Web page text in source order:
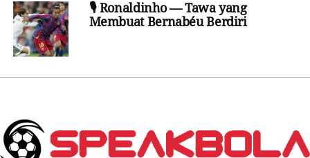
🎙️ Ronaldinho — Tawa yang
Membuat Bernabéu Berdiri